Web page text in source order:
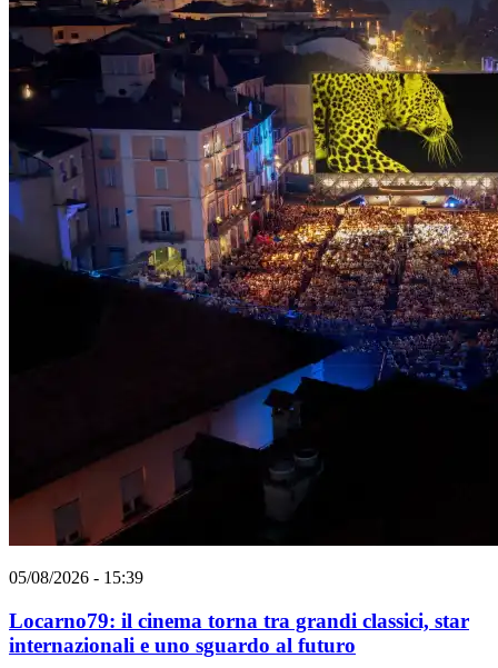
05/08/2026 - 15:39
Locarno79: il cinema torna tra grandi classici, star
internazionali e uno sguardo al futuro